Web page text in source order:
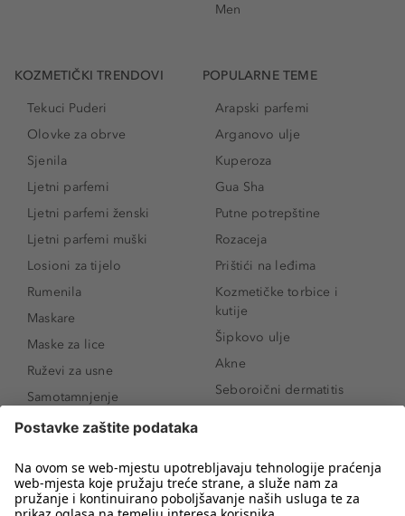
Men
KOZMETIČKI TRENDOVI
Tekuci Puderi
Olovke za obrve
Sjenila
Ljetni parfemi
Ljetni parfemi ženski
Ljetni parfemi muški
Losioni za tijelo
Rumenila
Maskare
Maske za lice
Ruževi za usne
Samotamnjenje
Puderi
Proizvodi za obrve
Sunce i zaštita
POPULARNE TEME
Arapski parfemi
Arganovo ulje
Kuperoza
Gua Sha
Putne potrepštine
Rozaceja
Prištići na leđima
Kozmetičke torbice i
kutije
Šipkovo ulje
Akne
Seboroični dermatitis
Novo
Koji mi parfem